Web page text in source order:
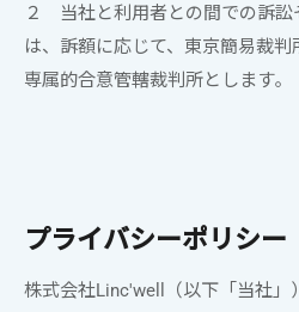
２ 当社と利用者との間での訴
は、訴額に応じて、東京簡易裁
専属的合意管轄裁判所とします｡
プライバシーポリシー
株式会社Linc'well（以下「当社」